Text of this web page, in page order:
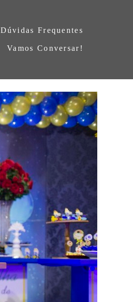
Dúvidas Frequentes
Vamos Conversar!